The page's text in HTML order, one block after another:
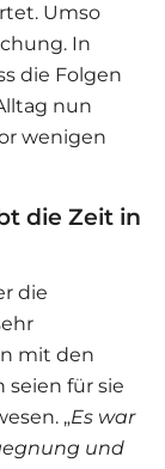
Umso
In
die Folgen
nun
wenigen
die Zeit in
die
mit den
seien für sie
„Es war
und